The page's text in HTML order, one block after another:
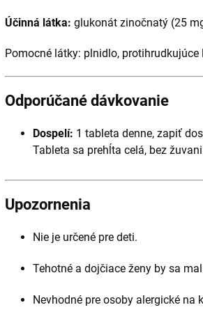
Účinná látka: glukonát zinočnatý (25
Pomocné látky: plnidlo,
Odporúčané dávkovanie
Dospelí: 1 tableta denne, zapiť
Tableta sa prehĺta celá, bez
Upozornenia
Nie je určené pre deti.
Tehotné a dojčiace ženy by sa
Nevhodné pre osoby alergické